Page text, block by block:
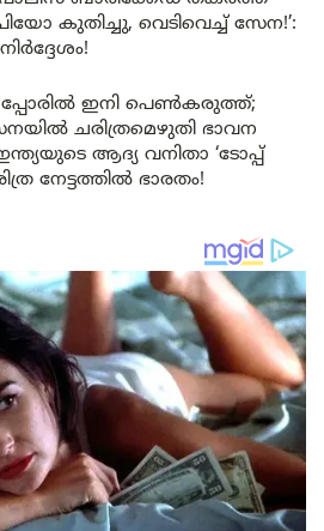
കുതിച്ചു, വെടിവെച്ച് സേന!’:
ഇനി പെൺകരുത്ത്;
ചരിത്രമെഴുതി ഭാവന
ആദ്യ വനിതാ ‘ടോപ്പ്
നേട്ടത്തിൽ ഭാരതം!